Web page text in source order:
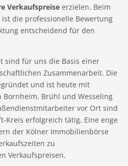
Verkaufspreise erzielen. Beim
ist die professionelle Bewertung
entscheidend für den
sind für uns die Basis einer
Zusammenarbeit. Die
und ist heute mit
Bornheim, Brühl und Wesseling
vor Ort sind
Kreis erfolgreich tätig. Eine enge
der Kölner Immobilienbörse
zu
Verkaufspreisen.